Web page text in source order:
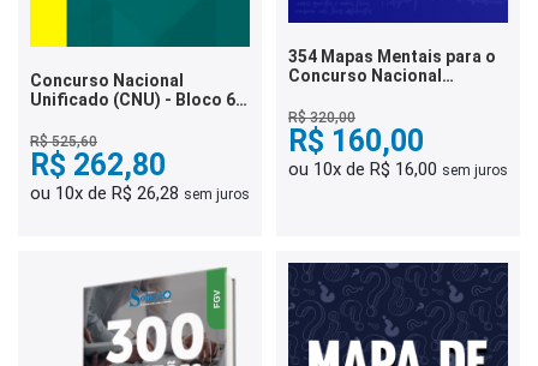
Concurso Nacional
Unificado (CNU) - Bloco 6 -
Socioeconômico
R$ 525,60
R$ 262,80
ou 10x de R$ 26,28 sem juros
354 Mapas Mentais para o
Concurso Nacional
e 9 (PDF)
R$ 320,00
R$ 160,00
ou 10x de R$ 16,00 sem juros